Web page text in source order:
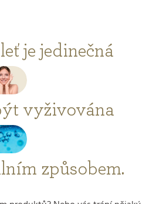
je jedinečná
vyživována
způsobem.